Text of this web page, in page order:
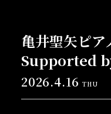
亀井聖矢ピ
Supported
2026.4.16 THU